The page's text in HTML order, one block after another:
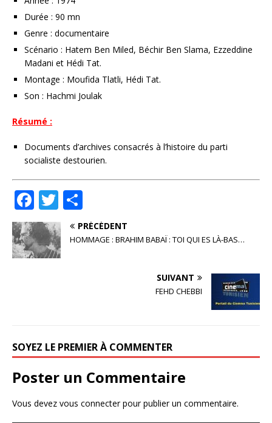
Durée : 90 mn
Genre : documentaire
Scénario : Hatem Ben Miled, Béchir Ben Slama, Ezzeddine
Madani et Hédi Tat.
Montage : Moufida Tlatli, Hédi Tat.
Son : Hachmi Joulak
Résumé :
Documents d’archives consacrés à l’histoire du parti
socialiste destourien.
F
a
c
e
T
w
it
te
ar
ta
PRÉCÉDENT
HOMMAGE : BRAHIM BABAÏ : TOI QUI ES LÀ-BAS…
SUIVANT
FEHD CHEBBI
SOYEZ LE PREMIER À COMMENTER
Poster un Commentaire
Vous devez vous connecterpour publier un commentaire.